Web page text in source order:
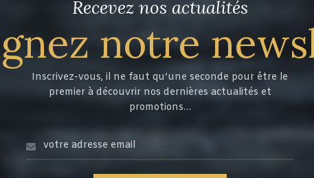
Recevez nos actualités
notre
Inscrivez-vous, il ne faut qu’une seconde pour être le
premier à découvrir nos dernières actualités et
promotions…